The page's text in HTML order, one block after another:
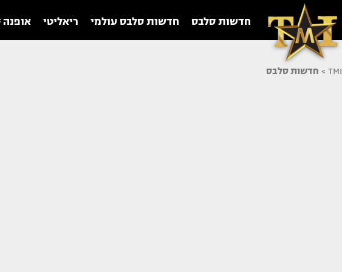
חדשות סלבס חדשות סלבס עולמי ריאליטי אופנה TMF
TMI
> חדשות סלבס